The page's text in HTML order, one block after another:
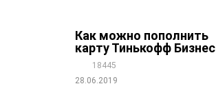
Как можно пополнить
карту Тинькофф Бизнес
18445
28.06.2019